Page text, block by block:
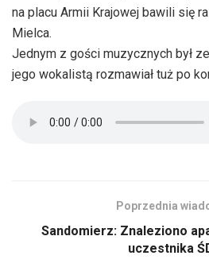
na placu Armii Krajowej bawili się
Mielca.
Jednym z gości muzycznych był
jego wokalistą rozmawiał tuż po
Poprzednia
Sandomierz: Znaleziono
uczestnika